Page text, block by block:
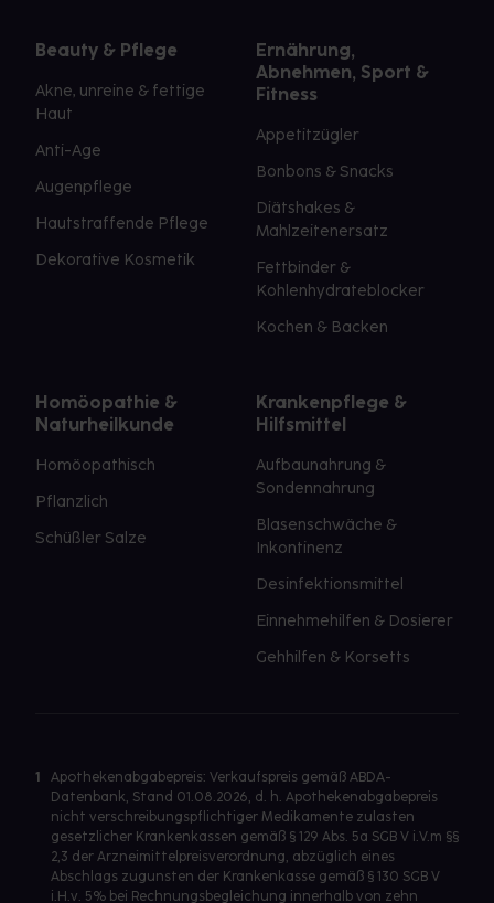
Beauty & Pflege
Akne, unreine & fettige
Haut
Anti-Age
Augenpflege
Hautstraffende Pflege
Dekorative Kosmetik
Ernährung,
Abnehmen, Sport &
Fitness
Appetitzügler
Bonbons & Snacks
Diätshakes &
Mahlzeitenersatz
Fettbinder &
Kohlenhydrateblocker
Kochen & Backen
Homöopathie &
Naturheilkunde
Homöopathisch
Pflanzlich
Schüßler Salze
Krankenpflege &
Hilfsmittel
Aufbaunahrung &
Sondennahrung
Blasenschwäche &
Inkontinenz
Desinfektionsmittel
Einnehmehilfen & Dosierer
Gehhilfen & Korsetts
1
Apothekenabgabepreis: Verkaufspreis gemäß ABDA-
Datenbank, Stand 01.08.2026, d. h. Apothekenabgabepreis
nicht verschreibungspflichtiger Medikamente zulasten
gesetzlicher Krankenkassen gemäß § 129 Abs. 5a SGB V i.V.m §§
2,3 der Arzneimittelpreisverordnung, abzüglich eines
Abschlags zugunsten der Krankenkasse gemäß § 130 SGB V
i.H.v. 5% bei Rechnungsbegleichung innerhalb von zehn